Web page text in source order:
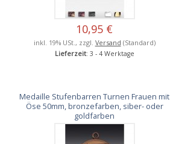
10,95 €
inkl. 19% USt., zzgl. Versand (Standard)
Lieferzeit: 3 - 4 Werktage
Medaille Stufenbarren Turnen Frauen mit
Öse 50mm, bronzefarben, siber- oder
goldfarben